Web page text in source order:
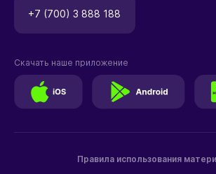
+7 (700) 3 888 188
Правила использования
Скачать наше приложение